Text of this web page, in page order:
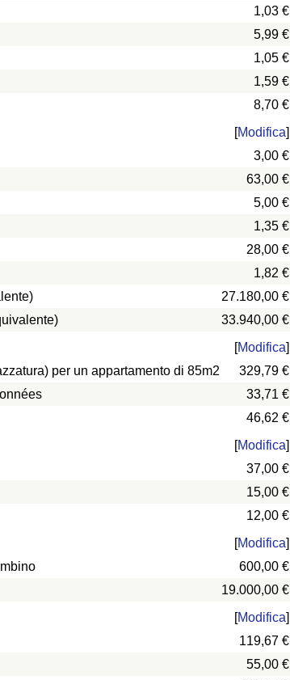
1,03 €
5,99 €
1,05 €
1,59 €
8,70 €
[Modifica]
3,00 €
63,00 €
5,00 €
1,35 €
28,00 €
1,82 €
27.180,00 €
33.940,00 €
[Modifica]
per un appartamento di 85m2
329,79 €
33,71 €
46,62 €
[Modifica]
37,00 €
15,00 €
12,00 €
[Modifica]
600,00 €
19.000,00 €
[Modifica]
119,67 €
55,00 €